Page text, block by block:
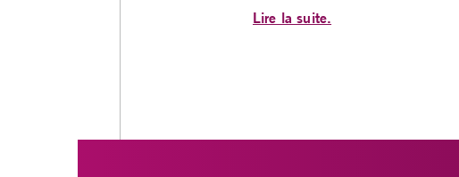
Lire la suite.